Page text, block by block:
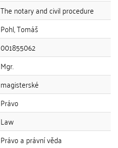
The notary and civil procedure
Pohl, Tomáš
001855062
Mgr.
magisterské
Právo
Law
Právo a právní věda